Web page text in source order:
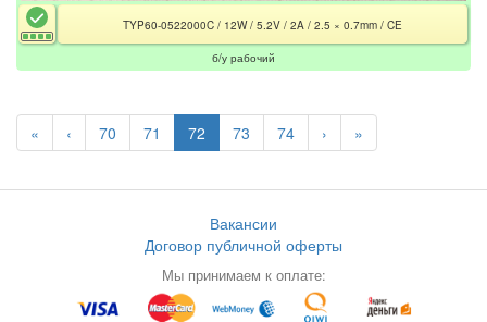
TYP60-0522000C / 12W / 5.2V / 2A / 2.5 × 0.7mm / CE
б/у рабочий
« ‹ 70 71 72 73 74 › »
Вакансии
Договор публичной оферты
Мы принимаем к оплате: